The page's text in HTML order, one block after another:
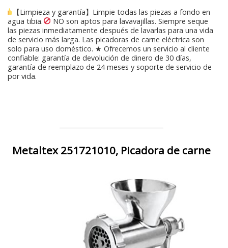
【Limpieza y garantía】Limpie todas las piezas a fondo en
agua tibia.
NO son aptos para lavavajillas. Siempre seque
las piezas inmediatamente después de lavarlas para una vida
de servicio más larga. Las picadoras de carne eléctrica son
solo para uso doméstico. ★ Ofrecemos un servicio al cliente
confiable: garantía de devolución de dinero de 30 días,
garantía de reemplazo de 24 meses y soporte de servicio de
por vida.
Metaltex 251721010, Picadora de carne